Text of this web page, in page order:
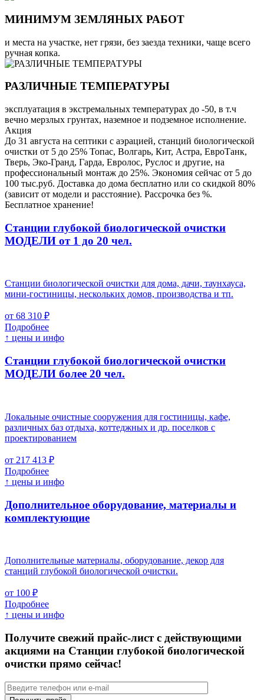
МИНИМУМ ЗЕМЛЯНЫХ РАБОТ
и места на участке, нет грязи, без заезда техники, чаще всего
ручная копка.
РАЗЛИЧНЫЕ ТЕМПЕРАТУРЫ
эксплуатация в экстремальных температурах до -50, в т.ч
вечно мерзлых грунтах, наземное и подземное исполнение.
Акция
До 31 августа на септики с аэрацией, станций биологической
очистки от 5 до 25% Топас, Волгарь, Кит, Астра, ЕвроТанк,
Тверь, Эко-Гранд, Гарда, Евролос, Руслос и другие, на
профессиональный монтаж до 25%. Экономия сейчас от 5 до
100 тыс.руб. Доставка до дома бесплатно или со скидкой 80%
(зависит от модели и расстояние). Рассрочка без %.
Бесплатное хранение!
Станции глубокой биологической очистки
МОДЕЛИ от 1 до 20 чел.
Станции биологической очистки для дома, дачи, таунхауса,
мини-гостиницы, нескольких домов, производства и тп.
от 68 310 ₽
Подробнее
↑ цены и инфо
Станции глубокой биологической очистки
МОДЕЛИ более 20 чел.
Локальные очистные сооружения для гостиницы, кафе,
различных баз отдыха, коттеджных и др. поселков с
проектированием
от 217 413 ₽
Подробнее
↑ цены и инфо
Дополнительное оборудование, материалы и
комплектующие
Дополнительные материалы, оборудование, декор для
станций глубокой биологической очистки.
от 100 ₽
Подробнее
↑ цены и инфо
Получите свежий прайс-лист с действующими
акциями на Станции глубокой биологической
очистки прямо сейчас!